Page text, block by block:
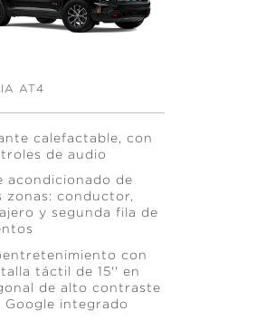
AT4
calefactable, con
de audio
acondicionado de
zonas: conductor,
y segunda fila de
con
táctil de 15'' en
de alto contraste
Google integrado